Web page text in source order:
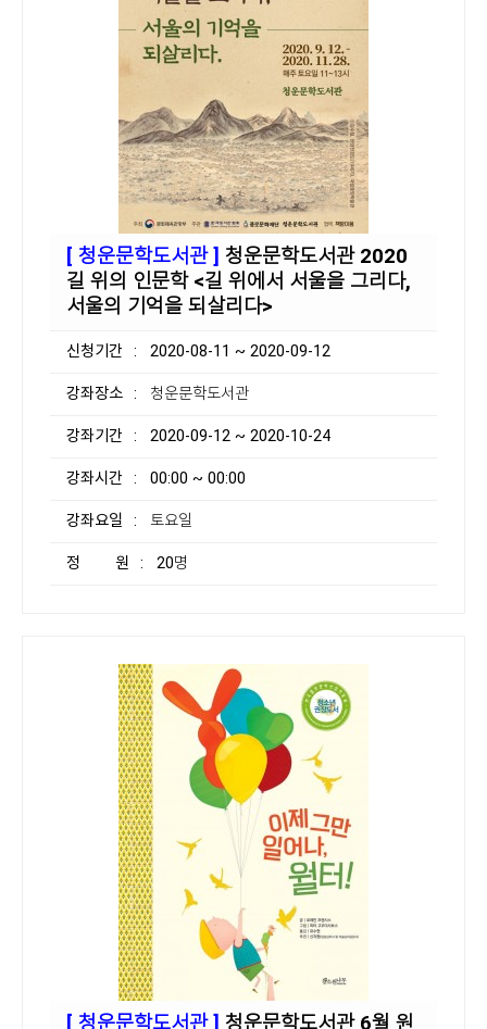
[ 청운문학도서관 ] 청운문학도서관 2020
길 위의 인문학 <길 위에서 서울을 그리다,
서울의 기억을 되살리다>
신청기간 : 2020-08-11 ~ 2020-09-12
강좌장소 : 청운문학도서관
강좌기간 : 2020-09-12 ~ 2020-10-24
강좌시간 : 00:00 ~ 00:00
강좌요일 : 토요일
정 원 : 20명
[ 청운문학도서관 ] 청운문학도서관 6월 원